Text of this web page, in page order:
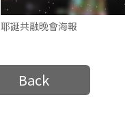
耶誕共融晚會海報
Back